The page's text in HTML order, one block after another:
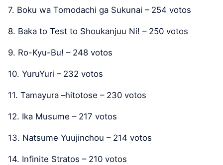
7. Boku wa Tomodachi ga Sukunai – 254 votos
8. Baka to Test to Shoukanjuu Ni! – 250 votos
9. Ro-Kyu-Bu! – 248 votos
10. YuruYuri – 232 votos
11. Tamayura –hitotose – 230 votos
12. Ika Musume – 217 votos
13. Natsume Yuujinchou – 214 votos
14. Infinite Stratos – 210 votos